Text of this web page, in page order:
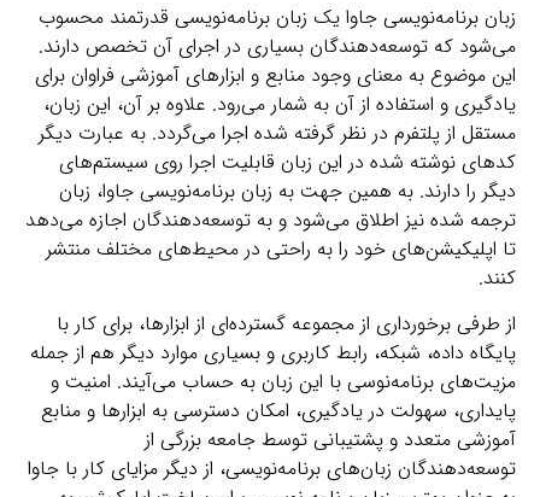
زبان برنامه‌نویسی جاوا یک زبان برنامه‌نویسی قدرتمند محسوب
می‌شود که توسعه‌دهندگان بسیاری در اجرای آن تخصص دارند.
این موضوع به معنای وجود منابع و ابزارهای آموزشی فراوان برای
یادگیری و استفاده از آن به شمار می‌رود. علاوه بر آن، این زبان،
مستقل از پلتفرم در نظر گرفته شده اجرا می‌گردد. به عبارت دیگر
کدهای نوشته شده در این زبان قابلیت اجرا روی سیستم‌های
دیگر را دارند. به همین جهت به زبان برنامه‌نویسی جاوا، زبان
ترجمه شده نیز اطلاق می‌شود و به توسعه‌دهندگان اجازه می‌دهد
تا اپلیکیشن‌های خود را به راحتی در محیط‌های مختلف منتشر
کنند.
از طرفی برخورداری از مجموعه گسترده‌ای از ابزارها، برای کار با
پایگاه داده، شبکه، رابط کاربری و بسیاری موارد دیگر هم از جمله
مزیت‌های برنامه‌نوسی با این زبان به حساب می‌آیند. امنیت و
پایداری، سهولت در یادگیری، امکان دسترسی به ابزارها و منابع
آموزشی متعدد و پشتیبانی توسط جامعه بزرگی از
توسعه‌دهندگان زبان‌های برنامه‌نویسی، از دیگر مزایای کار با جاوا